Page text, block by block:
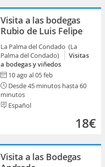
Visita a las bodegas
Rubio de Luis Felipe
La Palma del Condado (La
Palma del Condado)
Visitas
a bodegas y viñedos
10 ago al 05 feb
Desde 45 minutos hasta 60
minutos
Español
18€
Visita a las Bodegas